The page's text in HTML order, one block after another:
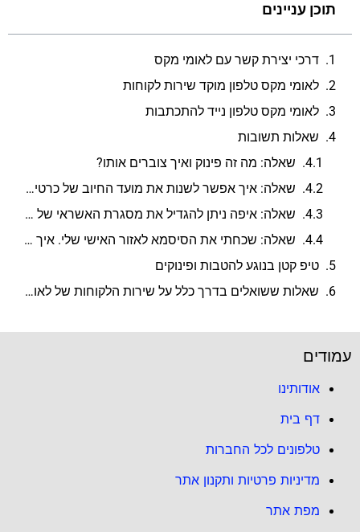
תוכן עניינים
דרכי יצירת קשר עם לאומי מקס
לאומי מקס טלפון מוקד שירות לקוחות
לאומי מקס טלפון נייד להתכתבות
שאלות תשובות
שאלה: מה זה פינוק ואיך צוברים אותו?
שאלה: איך אפשר לשנות את מועד החיוב של כרטיס האשראי?
שאלה: איפה ניתן להגדיל את מסגרת האשראי של הכרטיס שלי?
שאלה: שכחתי את הסיסמא לאזור האישי שלי. איך ניתן לשחזר אותה?
טיפ קטן בנוגע להטבות ופינוקים
שאלות ששואלים בדרך כלל על שירות הלקוחות של לאומי מקס (Leumi max)
עמודים
אודותינו
דף בית
טלפונים לכל החברות
מדיניות פרטיות ותקנון אתר
מפת אתר